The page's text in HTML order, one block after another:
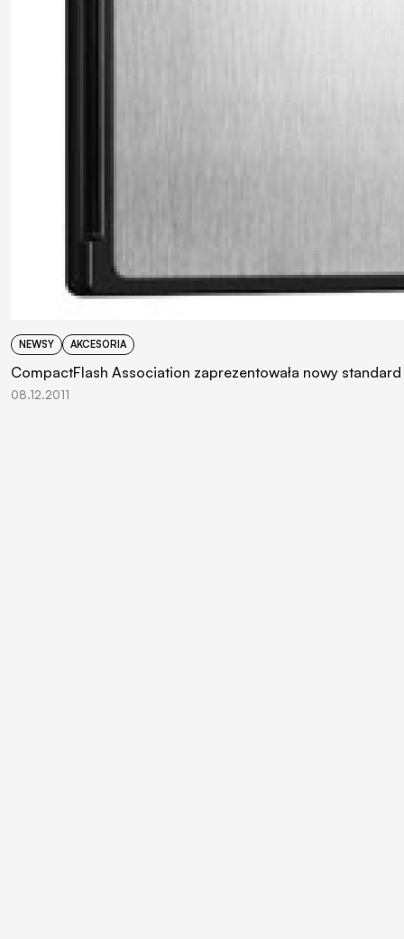
NEWSY AKCESORIA
CompactFlash Association zaprezentowała nowy standard
08.12.2011